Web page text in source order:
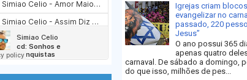
Igrejas criam
evangelizar no
passado, 220
Jesus”
O ano possui 365
apenas quatro
carnaval. De sábado a domingo,
do que isso, milhões de pes...